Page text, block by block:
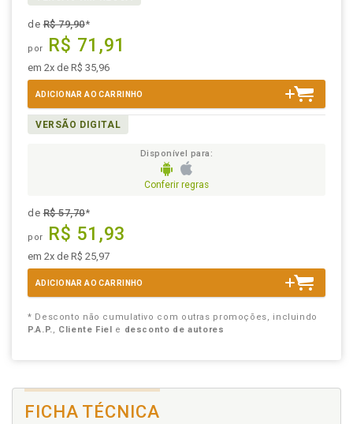
deR$ 79,90*
por R$ 71,91
em 2x de R$ 35,96
ADICIONAR AO CARRINHO
VERSÃO DIGITAL
Disponível para:
Conferir regras
deR$ 57,70*
por R$ 51,93
em 2x de R$ 25,97
ADICIONAR AO CARRINHO
* Desconto não cumulativo com outras promoções, incluindo
P.A.P., Cliente Fiel e desconto de autores
FICHA TÉCNICA